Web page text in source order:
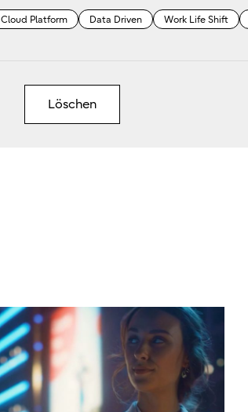
Cloud Platform Data Driven Work Life Shift
Löschen